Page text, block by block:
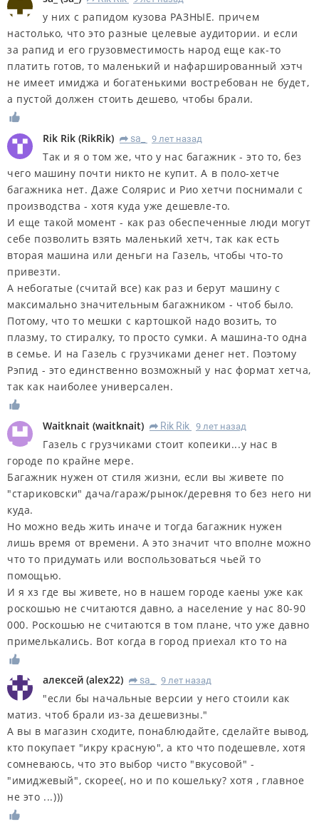
у них с рапидом кузова РАЗНЫЕ. причем
настолько, что это разные целевые аудитории. и если
за рапид и его грузовместимость народ еще как-то
платить готов, то маленький и нафаршированный хэтч
не имеет имиджа и богатенькими востребован не будет,
а пустой должен стоить дешево, чтобы брали.
Rik Rik (RikRik) R sa_ 9 лет назад
Так и я о том же, что у нас багажник - это то, без
чего машину почти никто не купит. А в поло-хетче
багажника нет. Даже Солярис и Рио хетчи поснимали с
производства - хотя куда уже дешевле-то.
И еще такой момент - как раз обеспеченные люди могут
себе позволить взять маленький хетч, так как есть
вторая машина или деньги на Газель, чтобы что-то
привезти.
А небогатые (считай все) как раз и берут машину с
максимально значительным багажником - чтоб было.
Потому, что то мешки с картошкой надо возить, то
плазму, то стиралку, то просто сумки. А машина-то одна
в семье. И на Газель с грузчиками денег нет. Поэтому
Рэпид - это единственно возможный у нас формат хетча,
так как наиболее универсален.
Waitknait (waitknait) R Rik Rik 9 лет назад
Газель с грузчиками стоит копеики...у нас в
городе по крайне мере.
Багажник нужен от стиля жизни, если вы живете по
"стариковски" дача/гараж/рынок/деревня то без него ни
куда.
Но можно ведь жить иначе и тогда багажник нужен
лишь время от времени. А это значит что вполне можно
что то придумать или воспользоваться чьей то
помощью.
И я хз где вы живете, но в нашем городе каены уже как
роскошью не считаются давно, а население у нас 80-90
000. Роскошью не считаются в том плане, что уже давно
примелькались. Вот когда в город приехал кто то на
алексей (alex22) R sa_ 9 лет назад
"если бы начальные версии у него стоили как
матиз. чтоб брали из-за дешевизны."
А вы в магазин сходите, понаблюдайте, сделайте вывод,
кто покупает "икру красную", а кто что подешевле, хотя
сомневаюсь, что это выбор чисто "вкусовой" -
"имиджевый", скорее(, но и по кошельку? хотя , главное
не это ...)))